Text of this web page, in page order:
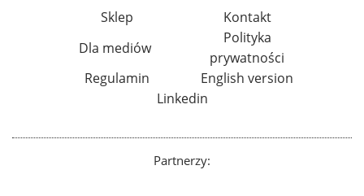
Sklep
Kontakt
Dla mediów
Polityka
prywatności
Regulamin
English version
Linkedin
Partnerzy: